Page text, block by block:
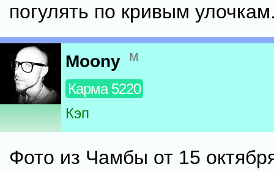
погулять по кривым
Moony м
Карма 5220
Кэп
Фото из Чамбы от 15